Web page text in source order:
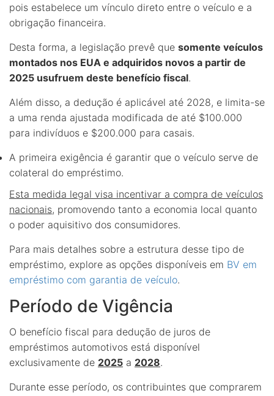
pois estabelece um vínculo direto entre o veículo e a
obrigação financeira.
Desta forma, a legislação prevê que somente veículos
montados nos EUA e adquiridos novos a partir de
2025 usufruem deste benefício fiscal.
Além disso, a dedução é aplicável até 2028, e limita-se
a uma renda ajustada modificada de até $100.000
para indivíduos e $200.000 para casais.
A primeira exigência é garantir que o veículo serve de
colateral do empréstimo.
Esta medida legal visa incentivar a compra de veículos
nacionais, promovendo tanto a economia local quanto
o poder aquisitivo dos consumidores.
Para mais detalhes sobre a estrutura desse tipo de
empréstimo, explore as opções disponíveis em BV em
empréstimo com garantia de veículo.
Período de Vigência
O benefício fiscal para dedução de juros de
empréstimos automotivos está disponível
exclusivamente de 2025 a 2028.
Durante esse período, os contribuintes que comprarem